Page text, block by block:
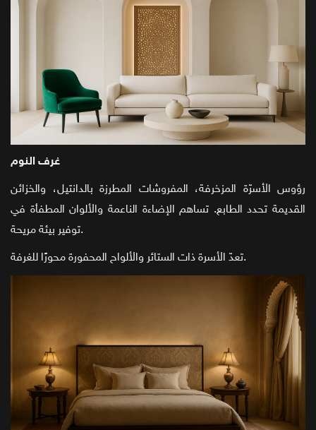
غرف النوم
رؤوس الأسرّة المزخرفة، المفروشات المطرزة بالدانتيل، والخزائن
القديمة تحدد الطابع. تساهم الإضاءة الناعمة والألوان المطفأة في
توفير بيئة مريحة.
تعدّ الأسرة ذات الستائر والألواح المحفورة محورًا للغرفة.